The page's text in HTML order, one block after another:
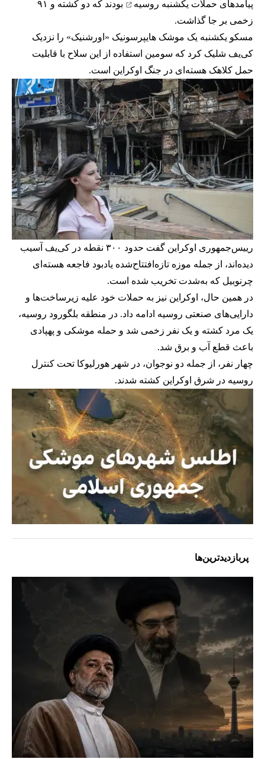
پیامدهای حملات یکشنبه روسیه
بودند که دو کشته و ۹۱
زخمی بر جا گذاشت.
مسکو یکشنبه یک موشک هایپرسونیک «اورشنیک» را نزدیک
کی‌یف شلیک کرد که سومین استفاده از این سلاح با قابلیت
حمل کلاهک هسته‌ای در جنگ اوکراین است.
رییس‌جمهوری اوکراین گفت حدود ۳۰۰ نقطه در کی‌یف آسیب
دیده‌اند، از جمله موزه تازه‌افتتاح‌شده یادبود فاجعه هسته‌ای
چرنوبیل که به‌شدت تخریب شده است.
در همین حال، اوکراین نیز به حملات خود علیه زیرساخت‌ها و
دارایی‌های صنعتی روسیه ادامه داد. در منطقه بلگورود روسیه،
یک مرد کشته و یک نفر زخمی شد و حمله موشکی و پهپادی
باعث قطع آب و برق شد.
چهار نفر، از جمله دو نوجوان، در شهر هورلیوکا تحت کنترل
روسیه در شرق اوکراین کشته شدند.
پربازدیدترین‌ها